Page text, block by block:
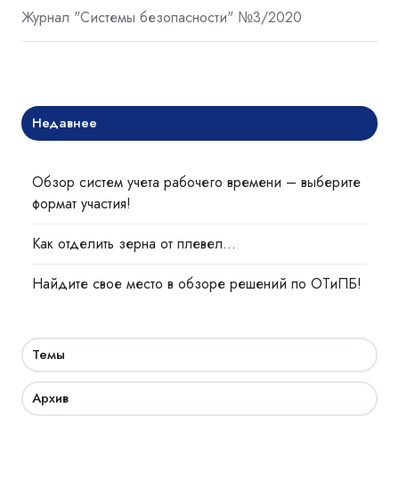
Журнал "Системы безопасности" №3/2020
Недавнее
Обзор систем учета рабочего времени – выберите
формат участия!
Как отделить зерна от плевел…
Найдите свое место в обзоре решений по ОТиПБ!
Темы
Архив